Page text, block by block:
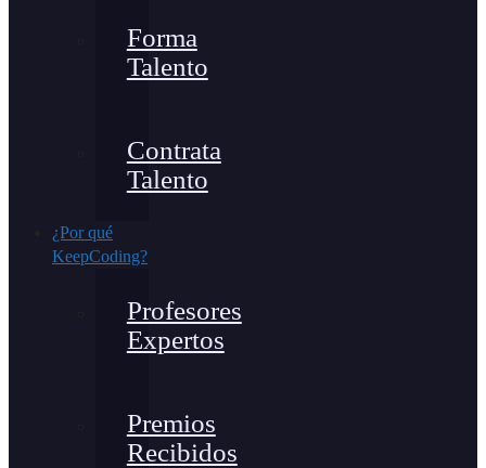
Forma
Talento
Contrata
Talento
¿Por qué
KeepCoding?
Profesores
Expertos
Premios
Recibidos